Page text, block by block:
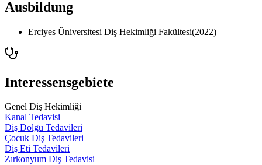
Ausbildung
Erciyes Üniversitesi Diş Hekimliği Fakültesi(2022)
Interessensgebiete
Genel Diş Hekimliği
Kanal Tedavisi
Diş Dolgu Tedavileri
Çocuk Diş Tedavileri
Diş Eti Tedavileri
Zırkonyum Diş Tedavisi